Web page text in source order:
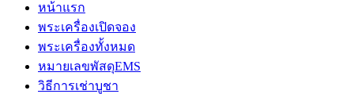
หน้าแรก
พระเครื่องเปิดจอง
พระเครื่องทั้งหมด
หมายเลขพัสดุEMS
วิธีการเช่าบูชา